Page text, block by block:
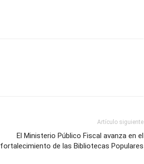
Artículo siguiente
El Ministerio Público Fiscal avanza en el
fortalecimiento de las Bibliotecas Populares